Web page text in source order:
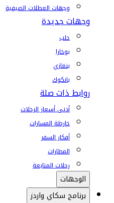
وجهات العطلات الصيفية
وجهات جديدة
حلب
بوخارا
بنغازي
بانكوك
روابط ذات صلة
أدنى أسعار الرحلات
خارطة المسارات
أفكار السفر
المطارات
رحلات المتابعة
الوجهات
برنامج سكاي واردز